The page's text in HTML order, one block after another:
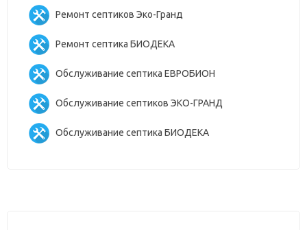
Ремонт септиков Эко-Гранд
Ремонт септика БИОДЕКА
Обслуживание септика ЕВРОБИОН
Обслуживание септиков ЭКО-ГРАНД
Обслуживание септика БИОДЕКА